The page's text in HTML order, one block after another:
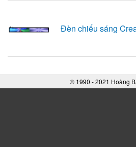
Đèn chiếu sáng
© 1990 - 2021 Hoàng